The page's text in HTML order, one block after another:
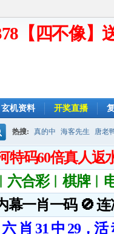
【四不像】
玄机资料 开奖直播
热搜: 真的中 海客先生 唐老